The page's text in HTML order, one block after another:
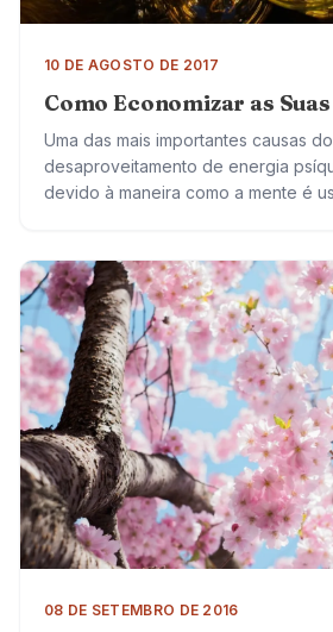
10 DE AGOSTO DE 2017
Como Economizar as
Uma das mais importantes causas
desaproveitamento de energia
devido à maneira como a mente é
08 DE SETEMBRO DE 2016